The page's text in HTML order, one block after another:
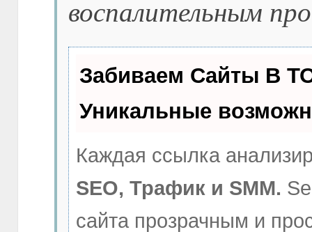
воспалительным
Забиваем Сайты В
Уникальные
Каждая ссылка
SEO, Трафик и SMM.
сайта прозрачным и